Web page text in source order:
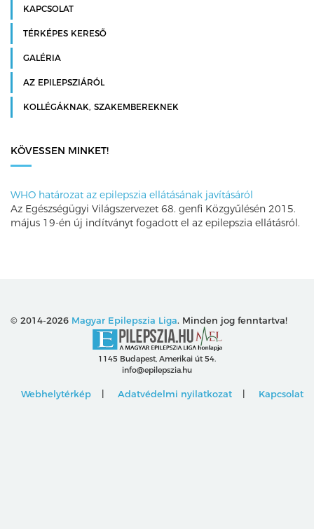
KAPCSOLAT
TÉRKÉPES KERESŐ
GALÉRIA
AZ EPILEPSZIÁRÓL
KOLLÉGÁKNAK, SZAKEMBEREKNEK
KÖVESSEN MINKET!
WHO határozat az epilepszia ellátásának javításáról
Az Egészségügyi Világszervezet 68. genfi Közgyűlésén 2015.
május 19-én új indítványt fogadott el az epilepszia ellátásról.
© 2014-2026 Magyar Epilepszia Liga. Minden jog fenntartva!
1145 Budapest, Amerikai út 54.
info@epilepszia.hu
Webhelytérkép Adatvédelmi nyilatkozat Kapcsolat